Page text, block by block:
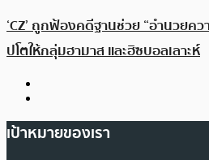
‘CZ’ ถูกฟ้องคดีฐานช่วย “อำนวยค
ปโตให้กลุ่มฮามาส และฮิซบอลเลาะห์
เป้าหมายของเรา